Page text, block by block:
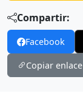
Compartir:
Facebook
Copiar enlace